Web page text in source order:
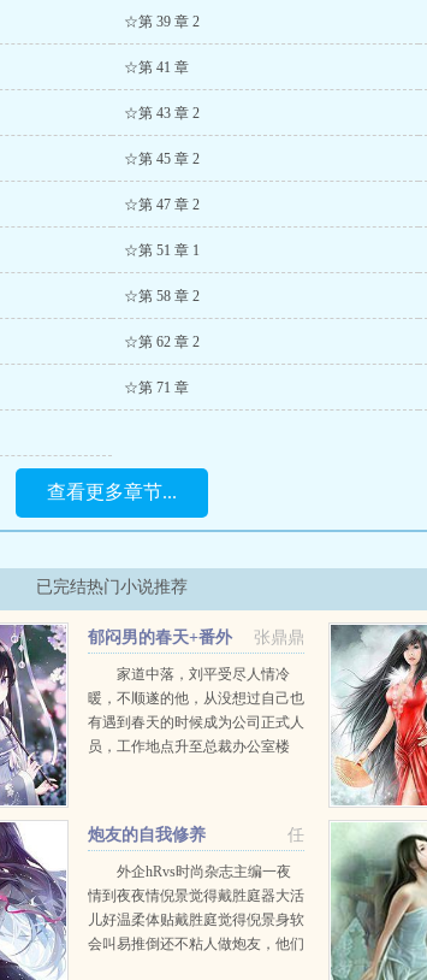
☆第 39 章 2
☆第 41 章
☆第 43 章 2
☆第 45 章 2
☆第 47 章 2
☆第 51 章 1
☆第 58 章 2
☆第 62 章 2
☆第 71 章
查看更多章节...
已完结热门小说推荐
张鼎鼎
郁闷男的春天+番外
家道中落，刘平受尽人情冷
暖，不顺遂的他，从没想过自己也
有遇到春天的时候成为公司正式人
员，工作地点升至总裁办公室楼
用，却又在他重病梦魇时，寸步 任
炮友的自我修养
外企hRvs时尚杂志主编一夜
情到夜夜情倪景觉得戴胜庭器大活
儿好温柔体贴戴胜庭觉得倪景身软
会叫易推倒还不粘人做炮友，他们